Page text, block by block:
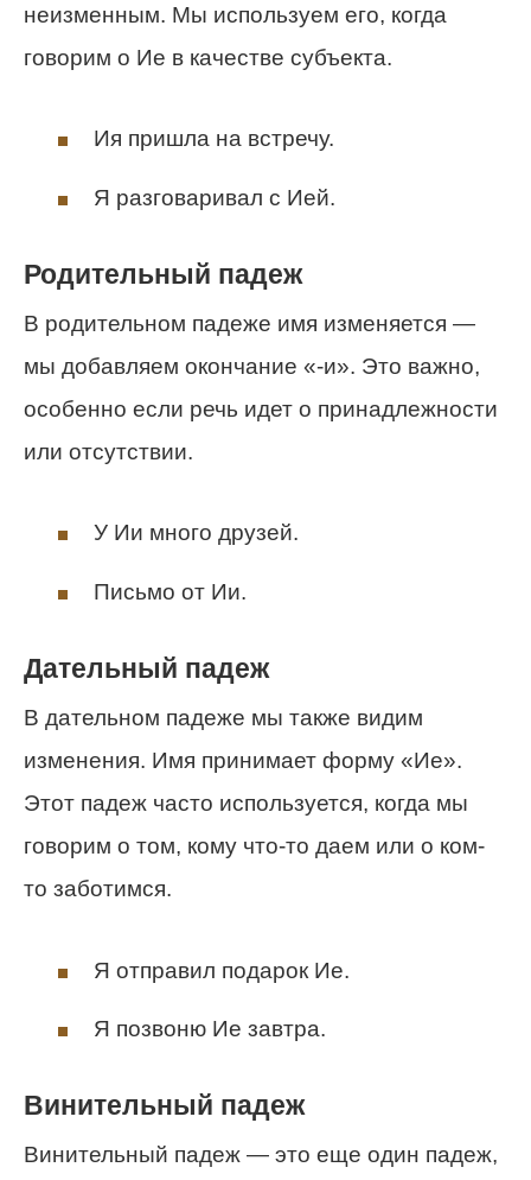
неизменным. Мы используем его, когда
говорим о Ие в качестве субъекта.
Ия пришла на встречу.
Я разговаривал с Ией.
Родительный падеж
В родительном падеже имя изменяется —
мы добавляем окончание «-и». Это важно,
особенно если речь идет о принадлежности
или отсутствии.
У Ии много друзей.
Письмо от Ии.
Дательный падеж
В дательном падеже мы также видим
изменения. Имя принимает форму «Ие».
Этот падеж часто используется, когда мы
говорим о том, кому что-то даем или о ком-
то заботимся.
Я отправил подарок Ие.
Я позвоню Ие завтра.
Винительный падеж
Винительный падеж — это еще один падеж,